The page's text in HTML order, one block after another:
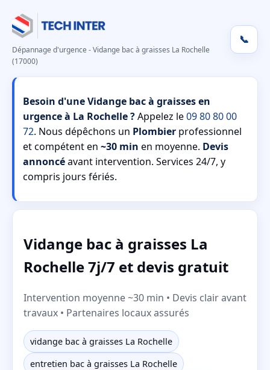
Dépannage d'urgence - Vidange bac à graisses La Rochelle
(17000)
📞
Besoin d'une Vidange bac à graisses en
urgence à La Rochelle ?Appelez le09 80 80 00
72. Nous dépêchons un Plombier professionnel
et compétent en ~30 min en moyenne. Devis
annoncéavant intervention. Services 24/7, y
compris jours fériés.
Vidange bac à graisses La
Rochelle 7j/7 et devis gratuit
Intervention moyenne ~30 min • Devis clair avant
travaux • Partenaires locaux assurés
vidange bac à graisses La Rochelle
entretien bac à graisses La Rochelle